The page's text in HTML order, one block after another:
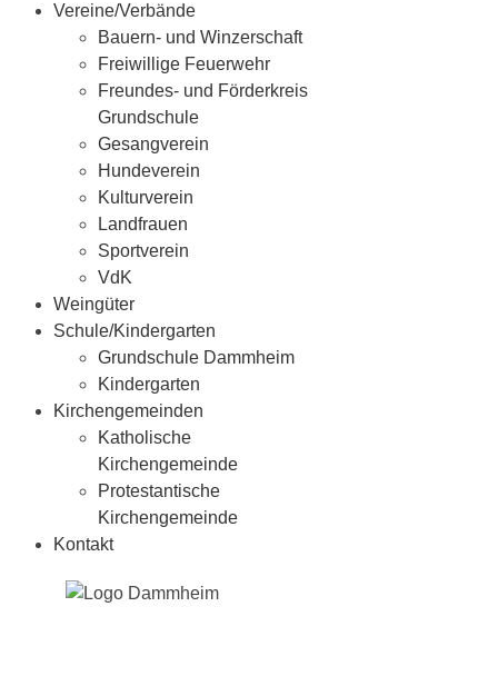
Vereine/Verbände
Bauern- und Winzerschaft
Freiwillige Feuerwehr
Freundes- und Förderkreis
Grundschule
Gesangverein
Hundeverein
Kulturverein
Landfrauen
Sportverein
VdK
Weingüter
Schule/Kindergarten
Grundschule Dammheim
Kindergarten
Kirchengemeinden
Katholische
Kirchengemeinde
Protestantische
Kirchengemeinde
Kontakt